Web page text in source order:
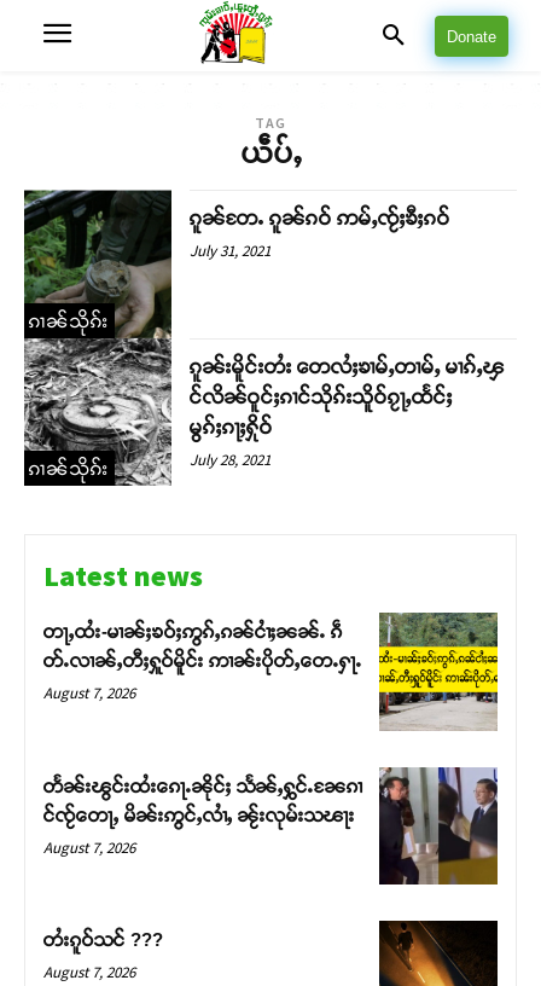
Donate
TAG
ယဵပ်ႇ
ၵၢၼ်သိုၵ်း
ၵူၼ်တႄႉ ၵူၼ်ၵဝ် ဢမ်ႇၸႂ်ႈၶီႈၵဝ်
July 31, 2021
ၵၢၼ်သိုၵ်း
ၵူၼ်းမိူင်းတႆး တေလႆႈၶၢမ်ႇတၢမ်ႇ မၢၵ်ႇၾ
င်လိၼ်ဝူင်ႈၵၢင်သိုၵ်းသိူဝ်ၵႂႃႇထႅင်ႈ
မွၵ်ႈၵႃႈႁိုဝ်
July 28, 2021
Latest news
တႃႇထႆး-မၢၼ်ႈၶဝ်ႈဢွၵ်ႇၵၼ်ငၢႆႈၼၼ်ႉ ၵဵ
တ်ႉလၢၼ်ႇတီႈႁူဝ်မိူင်း ဢၢၼ်းပိုတ်ႇတေႉႁႃႉ
August 7, 2026
တႅၼ်းၽွင်းထႆးၵေႃႉၼိုင်ႈ သႅၼ်ႇႁွင်ႉၼႄၵၢ
င်ၸႂ်တေႃႇ မိၼ်းဢွင်ႇလၢႆႇ ၼႂ်းလုမ်းသၽႃး
August 7, 2026
တႆးၵူဝ်သင် ???
August 7, 2026